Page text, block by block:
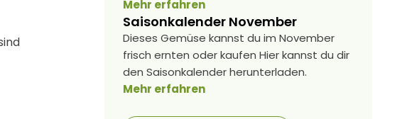
Mehr erfahren
Saisonkalender November
Dieses Gemüse kannst du im November
frisch ernten oder kaufen Hier kannst du dir
den Saisonkalender herunterladen.
Mehr erfahren